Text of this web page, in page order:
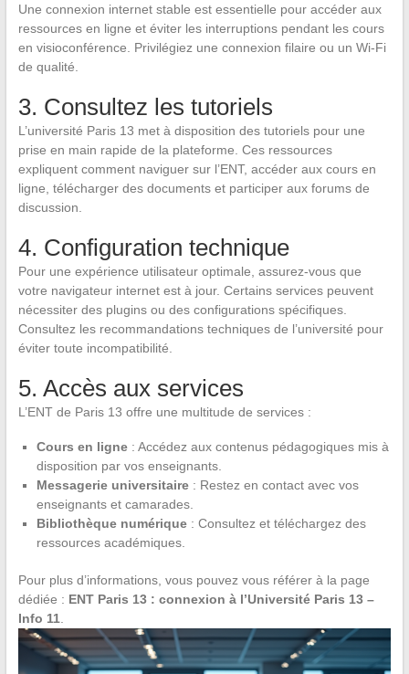
Une connexion internet stable est essentielle pour accéder aux
ressources en ligne et éviter les interruptions pendant les cours
en visioconférence. Privilégiez une connexion filaire ou un Wi-Fi
de qualité.
3. Consultez les tutoriels
L’université Paris 13 met à disposition des tutoriels pour une
prise en main rapide de la plateforme. Ces ressources
expliquent comment naviguer sur l’ENT, accéder aux cours en
ligne, télécharger des documents et participer aux forums de
discussion.
4. Configuration technique
Pour une expérience utilisateur optimale, assurez-vous que
votre navigateur internet est à jour. Certains services peuvent
nécessiter des plugins ou des configurations spécifiques.
Consultez les recommandations techniques de l’université pour
éviter toute incompatibilité.
5. Accès aux services
L’ENT de Paris 13 offre une multitude de services :
Cours en ligne: Accédez aux contenus pédagogiques mis à
disposition par vos enseignants.
Messagerie universitaire: Restez en contact avec vos
enseignants et camarades.
Bibliothèque numérique: Consultez et téléchargez des
ressources académiques.
Pour plus d’informations, vous pouvez vous référer à la page
dédiée : ENT Paris 13 : connexion à l’Université Paris 13 –
Info 11